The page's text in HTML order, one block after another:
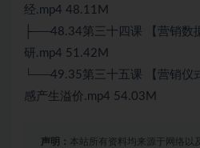
经.mp4 48.11M
├──48.34第三十四课 【营销数
研.mp4 51.42M
└──49.35第三十五课 【营销仪
感产生溢价.mp4 54.03M
声明： 本站所有资料均来源于网络以